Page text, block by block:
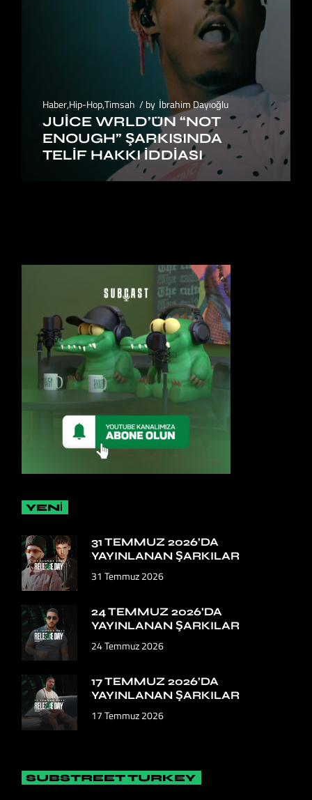
Haber,Hip-Hop,Timsah by İbrahim Dayıoğlu
JUICE WRLD’ÜN “NOT
ENOUGH” ŞARKISINDA
TELIF HAKKI İDDIASI
YENİ
31 TEMMUZ 2026’DA
YAYINLANAN ŞARKILAR
31 Temmuz 2026
24 TEMMUZ 2026’DA
YAYINLANAN ŞARKILAR
24 Temmuz 2026
17 TEMMUZ 2026’DA
YAYINLANAN ŞARKILAR
17 Temmuz 2026
SUBSTREET TURKEY